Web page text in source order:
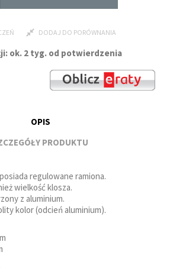
DODAJ DO PORÓWNANIA
ok. 2 tyg. od potwierdzenia
OPIS
PRODUKTU
regulowane ramiona.
wielkość klosza.
z aluminium.
kolor (odcień aluminium).